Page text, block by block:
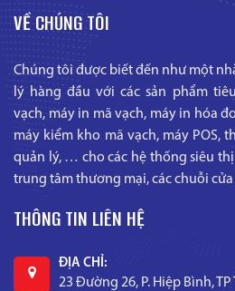
VỀ CHÚNG TÔI
Chúng tôi được biết đến như một
lý hàng đầu với các sản phẩm
vạch, máy in mã vạch, máy in hóa
máy kiểm kho mã vạch, máy POS,
quản lý, … cho các hệ thống siêu
trung tâm thương mại, các chuỗi
THÔNG TIN LIÊN HỆ
ĐỊA CHỈ:
23 Đường 26, P. Hiệp Bình,